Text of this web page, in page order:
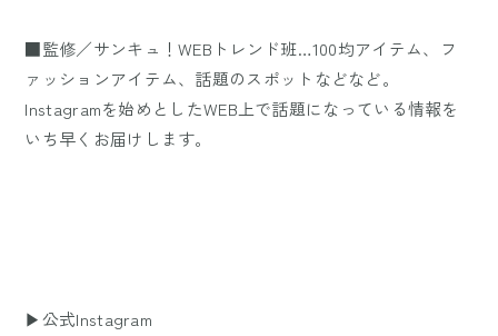
■監修／サンキュ！WEBトレンド班…100均アイテム、フ
ァッションアイテム、話題のスポットなどなど。
Instagramを始めとしたWEB上で話題になっている情報を
いち早くお届けします。
▶公式Instagram